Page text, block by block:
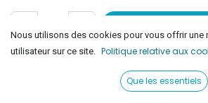
Ajouter à la liste de souhaits
Nous utilisons des cookies pour vous offrir une
utilisateur sur ce site.
Politique relative aux
Que les essentiels